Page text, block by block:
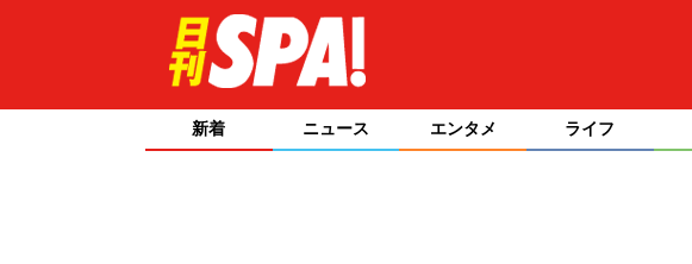
新着 ニュース エンタメ ライフ